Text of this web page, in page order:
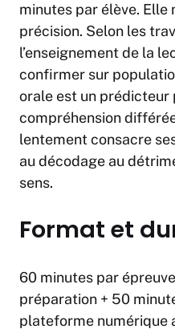
minutes par élève. Elle
précision. Selon les
l’enseignement de la
confirmer sur
orale est un prédicteur
compréhension
lentement consacre
au décodage au
sens.
Format et
60 minutes par
préparation + 50
plateforme numérique